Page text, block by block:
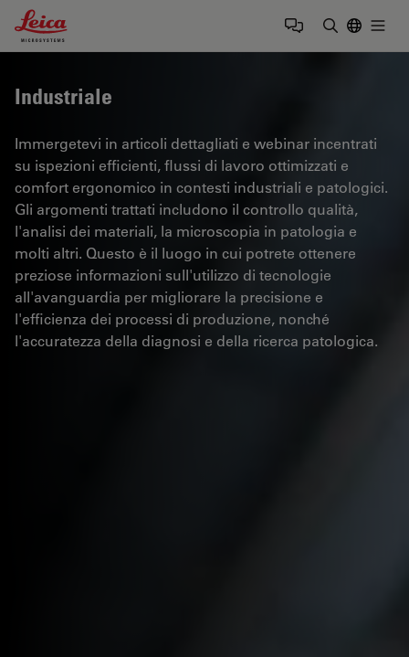
Leica Microsystems Logo
Industriale
Immergetevi in articoli dettagliati e webinar incentrati
su ispezioni efficienti, flussi di lavoro ottimizzati e
comfort ergonomico in contesti industriali e patologici.
Gli argomenti trattati includono il controllo qualità,
l'analisi dei materiali, la microscopia in patologia e
molti altri. Questo è il luogo in cui potrete ottenere
preziose informazioni sull'utilizzo di tecnologie
all'avanguardia per migliorare la precisione e
l'efficienza dei processi di produzione, nonché
l'accuratezza della diagnosi e della ricerca patologica.